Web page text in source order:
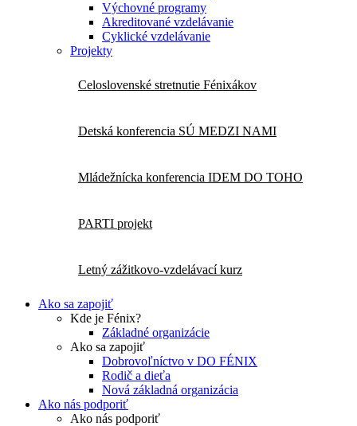
Výchovné programy
Akreditované vzdelávanie
Cyklické vzdelávanie
Projekty
Celoslovenské stretnutie Fénixákov
Detská konferencia SÚ MEDZI NAMI
Mládežnícka konferencia IDEM DO TOHO
PARTI projekt
Letný zážitkovo-vzdelávací kurz
Ako sa zapojiť
Kde je Fénix?
Základné organizácie
Ako sa zapojiť
Dobrovoľníctvo v DO FÉNIX
Rodič a dieťa
Nová základná organizácia
Ako nás podporiť
Ako nás podporiť